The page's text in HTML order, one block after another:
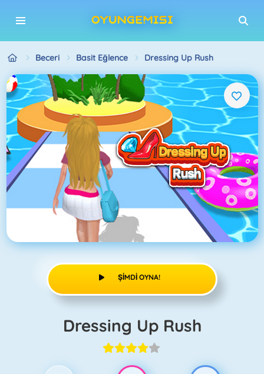
Beceri Basit Eğlence Dressing Up Rush
ŞIMDI OYNA!
Dressing Up Rush